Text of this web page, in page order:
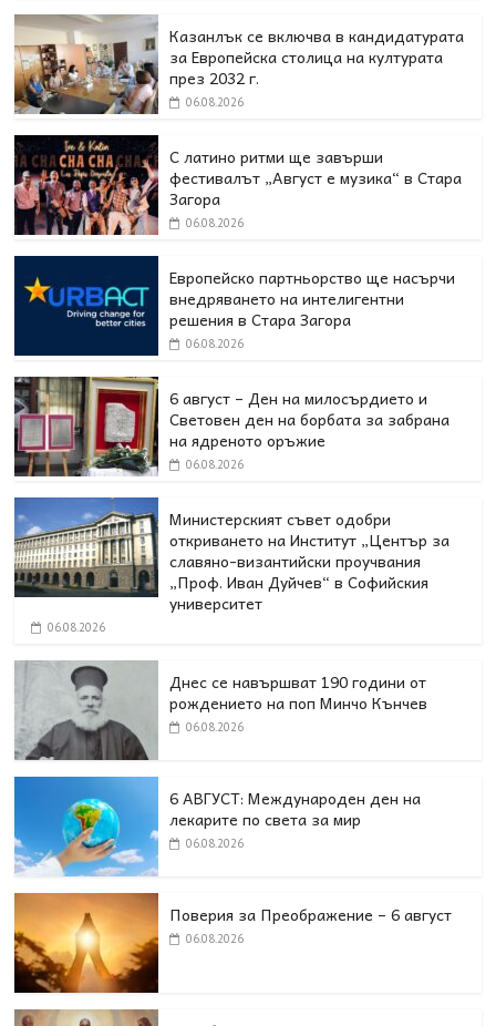
Казанлък се включва в кандидатурата
за Европейска столица на културата
през 2032 г.
06.08.2026
С латино ритми ще завърши
фестивалът „Август е музика“ в Стара
Загора
06.08.2026
Европейско партньорство ще насърчи
внедряването на интелигентни
решения в Стара Загора
06.08.2026
6 август – Ден на милосърдието и
Световен ден на борбата за забрана
на ядреното оръжие
06.08.2026
Министерският съвет одобри
откриването на Институт „Център за
славяно-византийски проучвания
„Проф. Иван Дуйчев“ в Софийския
университет
06.08.2026
Днес се навършват 190 години от
рождението на поп Минчо Кънчев
06.08.2026
6 АВГУСТ: Международен ден на
лекарите по света за мир
06.08.2026
Поверия за Преображение – 6 август
06.08.2026